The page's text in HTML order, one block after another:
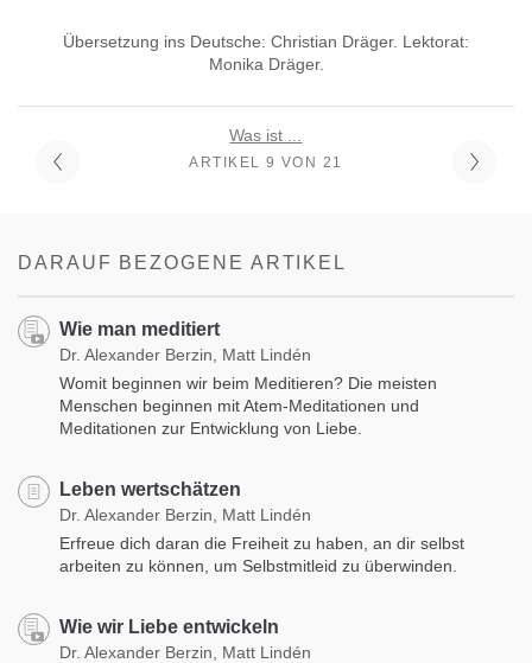
Übersetzung ins Deutsche: Christian Dräger. Lektorat:
Monika Dräger.
Was ist ...
ARTIKEL 9 VON 21
DARAUF BEZOGENE ARTIKEL
Wie man meditiert
Dr. Alexander Berzin, Matt Lindén
Womit beginnen wir beim Meditieren? Die meisten
Menschen beginnen mit Atem-Meditationen und
Meditationen zur Entwicklung von Liebe.
Leben wertschätzen
Dr. Alexander Berzin, Matt Lindén
Erfreue dich daran die Freiheit zu haben, an dir selbst
arbeiten zu können, um Selbstmitleid zu überwinden.
Wie wir Liebe entwickeln
Dr. Alexander Berzin, Matt Lindén